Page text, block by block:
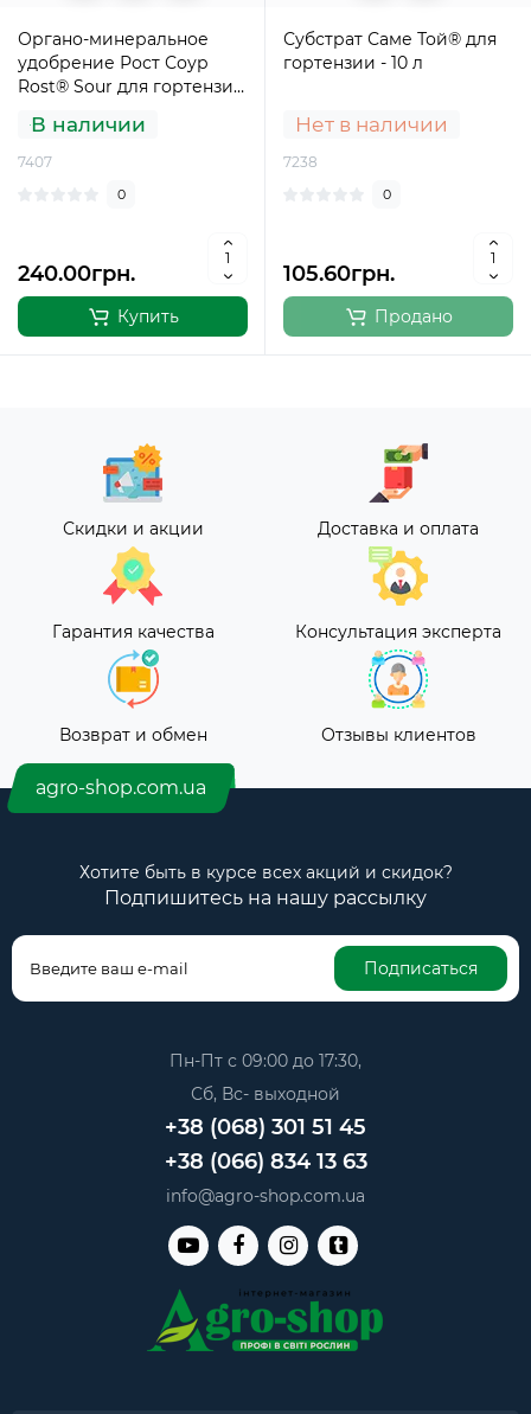
Органо-минеральное
удобрение Рост Соур
Rost® Sour для гортензий
В наличии
7407
0
240.00грн.
Купить
Субстрат Саме Той® для
гортензии - 10 л
Нет в наличии
7238
0
105.60грн.
Продано
Скидки и акции Доставка и оплата
Гарантия качества Консультация эксперта
Возврат и обмен Отзывы клиентов
agro-shop.com.ua
Хотите быть в курсе всех акций и скидок?
Подпишитесь на нашу рассылку
Подписаться
Пн-Пт с 09:00 до 17:30,
Сб, Вс- выходной
+38 (068) 301 51 45
+38 (066) 834 13 63
info@agro-shop.com.ua